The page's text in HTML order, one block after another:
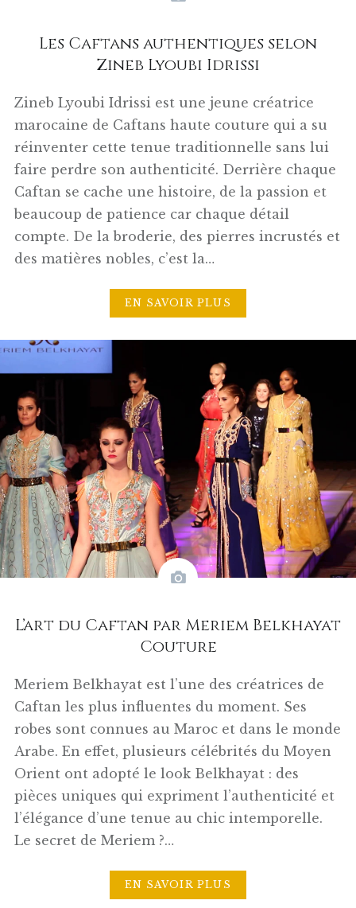
Les Caftans authentiques selon
Zineb Lyoubi Idrissi
Zineb Lyoubi Idrissi est une jeune créatrice
marocaine de Caftans haute couture qui a su
réinventer cette tenue traditionnelle sans lui
faire perdre son authenticité. Derrière chaque
Caftan se cache une histoire, de la passion et
beaucoup de patience car chaque détail
compte. De la broderie, des pierres incrustés et
des matières nobles, c’est la…
EN SAVOIR PLUS
L’art du Caftan par Meriem Belkhayat
Couture
Meriem Belkhayat est l’une des créatrices de
Caftan les plus influentes du moment. Ses
robes sont connues au Maroc et dans le monde
Arabe. En effet, plusieurs célébrités du Moyen
Orient ont adopté le look Belkhayat : des
pièces uniques qui expriment l’authenticité et
l’élégance d’une tenue au chic intemporelle.
Le secret de Meriem ?…
EN SAVOIR PLUS